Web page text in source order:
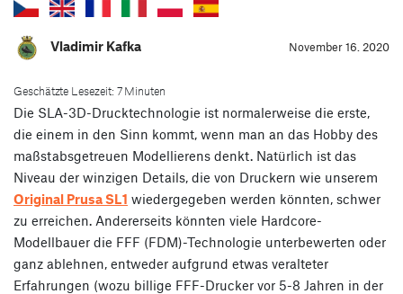
Vladimir Kafka November 16. 2020
Geschätzte Lesezeit: 7 Minuten
Die SLA-3D-Drucktechnologie ist normalerweise die erste,
die einem in den Sinn kommt, wenn man an das Hobby des
maßstabsgetreuen Modellierens denkt. Natürlich ist das
Niveau der winzigen Details, die von Druckern wie unserem
Original Prusa SL1 wiedergegeben werden könnten, schwer
zu erreichen. Andererseits könnten viele Hardcore-
Modellbauer die FFF (FDM)-Technologie unterbewerten oder
ganz ablehnen, entweder aufgrund etwas veralteter
Erfahrungen (wozu billige FFF-Drucker vor 5-8 Jahren in der